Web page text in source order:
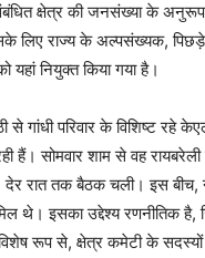
क्षेत्र की जनसंख्या के
लिए राज्य के अल्पसंख्यक,
नियुक्त किया गया है।
गांधी परिवार के विशिष्ट रहे
हैं। सोमवार शाम से वह
रात तक बैठक चली। इस बीच,
थे। इसका उद्देश्य रणनीतिक
रूप से, क्षेत्र कमेटी के